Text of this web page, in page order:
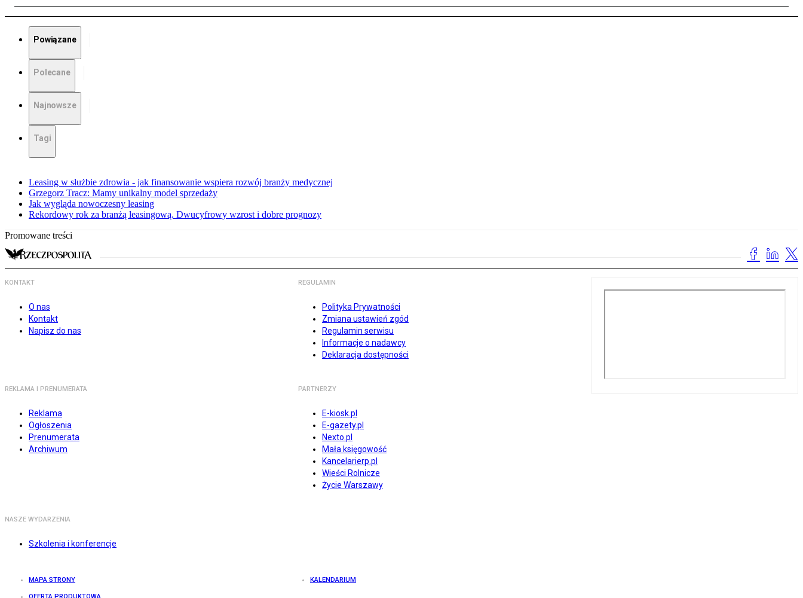
Powiązane
Polecane
Najnowsze
Tagi
Leasing w służbie zdrowia - jak finansowanie wspiera rozwój branży medycznej
Grzegorz Tracz: Mamy unikalny model sprzedaży
Jak wygląda nowoczesny leasing
Rekordowy rok za branżą leasingową. Dwucyfrowy wzrost i dobre prognozy
Promowane treści
KONTAKT
O nas
Kontakt
Napisz do nas
REGULAMIN
Polityka Prywatności
Zmiana ustawień zgód
Regulamin serwisu
Informacje o nadawcy
Deklaracja dostępności
REKLAMA I PRENUMERATA
Reklama
Ogłoszenia
Prenumerata
Archiwum
PARTNERZY
E-kiosk.pl
E-gazety.pl
Nexto.pl
Mała księgowość
Kancelarierp.pl
Wieści Rolnicze
Życie Warszawy
NASZE WYDARZENIA
Szkolenia i konferencje
MAPA STRONY KALENDARIUM